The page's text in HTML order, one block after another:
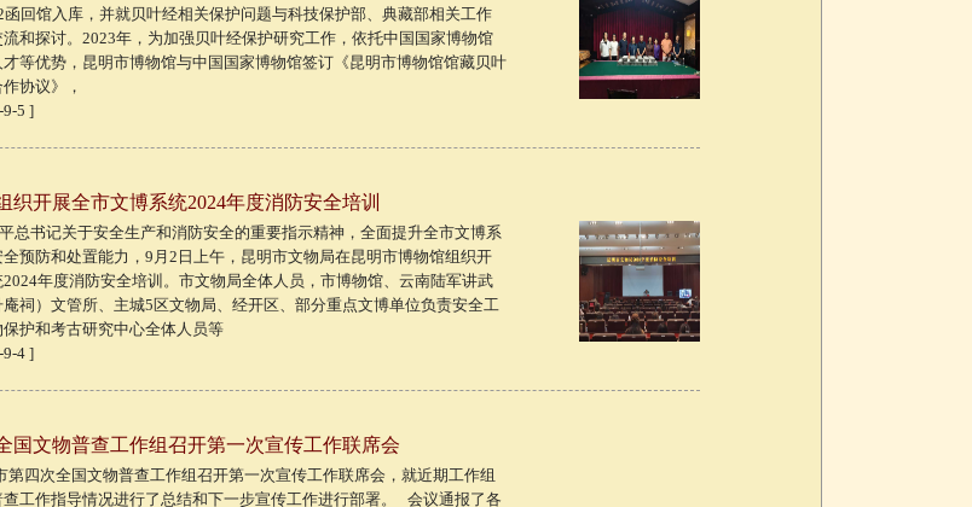
回馆入库，并就贝叶经相关保护问题与科技保护部、典藏部相关工作
和探讨。2023年，为加强贝叶经保护研究工作，依托中国国家博物馆
等优势，昆明市博物馆与中国国家博物馆签订《昆明市博物馆馆藏贝叶
协议》，
9-5 ]
织开展全市文博系统2024年度消防安全培训
总书记关于安全生产和消防安全的重要指示精神，全面提升全市文博系
预防和处置能力，9月2日上午，昆明市文物局在昆明市博物馆组织开
年度消防安全培训。市文物局全体人员，市博物馆、云南陆军讲武
祠）文管所、主城5区文物局、经开区、部分重点文博单位负责安全工
护和考古研究中心全体人员等
9-4 ]
国文物普查工作组召开第一次宣传工作联席会
第四次全国文物普查工作组召开第一次宣传工作联席会，就近期工作组
工作指导情况进行了总结和下一步宣传工作进行部署。 会议通报了各